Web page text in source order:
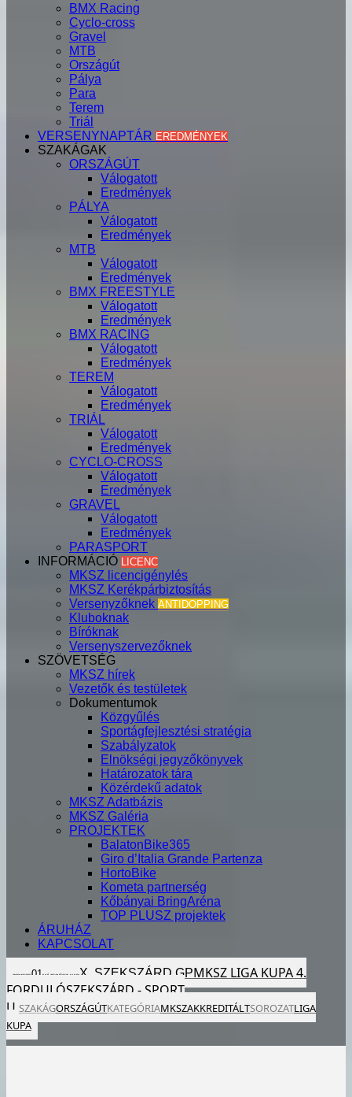
BMX Racing
Cyclo-cross
Gravel
MTB
Országút
Pálya
Para
Terem
Triál
VERSENYNAPTÁR EREDMÉNYEK
SZAKÁGAK
ORSZÁGÚT
Válogatott
Eredmények
PÁLYA
Válogatott
Eredmények
MTB
Válogatott
Eredmények
BMX FREESTYLE
Válogatott
Eredmények
BMX RACING
Válogatott
Eredmények
TEREM
Válogatott
Eredmények
TRIÁL
Válogatott
Eredmények
CYCLO-CROSS
Válogatott
Eredmények
GRAVEL
Válogatott
Eredmények
PARASPORT
INFORMÁCIÓ LICENC
MKSZ licencigénylés
MKSZ Kerékpárbiztosítás
Versenyzőknek ANTIDOPPING
Kluboknak
Bíróknak
Versenyszervezőknek
SZÖVETSÉG
MKSZ hírek
Vezetők és testületek
Dokumentumok
Közgyűlés
Sportágfejlesztési stratégia
Szabályzatok
Elnökségi jegyzőkönyvek
Határozatok tára
Közérdekű adatok
MKSZ Adatbázis
MKSZ Galéria
PROJEKTEK
BalatonBike365
Giro d’Italia Grande Partenza
HortoBike
Kometa partnerség
Kőbányai BringAréna
TOP PLUSZ projektek
ÁRUHÁZ
KAPCSOLAT
2024SZE01 MÁJEGÉSZ NAPX. SZEKSZÁRD GPMKSZ LIGA KUPA 4.
FORDULÓSZEKSZÁRD - SPORT
U. SZAKÁGORSZÁGÚTKATEGÓRIAMKSZAKKREDITÁLTSOROZATLIGA
KUPA